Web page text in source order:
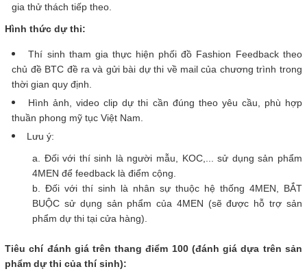
gia thử thách tiếp theo.​
Hình thức dự thi:
Thí sinh tham gia thực hiện phối đồ Fashion Feedback theo
chủ đề BTC đề ra và gửi bài dự thi về mail của chương trình trong
thời gian quy định.
Hình ảnh, video clip dự thi cần đúng theo yêu cầu, phù hợp
thuần phong mỹ tục Việt Nam.
Lưu ý:
​a. Đối với thí sinh là người mẫu, KOC,... sử dụng sản phẩm
4MEN để feedback là điểm cộng.
b.
Đối với thí sinh là nhân sự thuộc hệ thống 4MEN, BẮT
BUỘC sử dụng sản phẩm của 4MEN (sẽ được hỗ trợ sản
phẩm dự thi tại cửa hàng).
Tiêu chí đánh giá trên thang điểm 100 (đánh giá dựa trên sản
phẩm dự thi của thí sinh):